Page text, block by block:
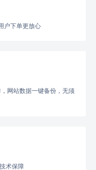
户下单更放心
网站数据一键备份，无须
术保障